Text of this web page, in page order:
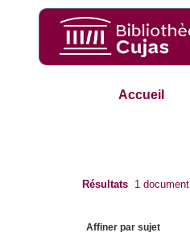
Accueil
Résultats 1 document
Affiner par sujet